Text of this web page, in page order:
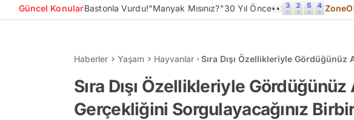
Güncel KonularBastonla Vurdu!"Manyak Mısınız?"30 Yıl Önce👀
Haberler Yaşam Hayvanlar
Sıra Dışı Özellikleriyle Gördüğünüz
Sıra Dışı Özellikleriyle Gördüğünüz
Gerçekliğini Sorgulayacağınız